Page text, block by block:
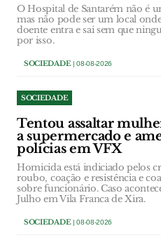
O Hospital de Santarém não é
mas não pode ser um local
doente entra e sai sem que
por isso.
SOCIEDADE| 08-08-2026
SOCIEDADE
Tentou assaltar
a supermercado e
polícias em VFX
Homicida está indiciado pelos
roubo, coação e resistência e
sobre funcionário. Caso
Julho em Vila Franca de Xira.
SOCIEDADE| 08-08-2026